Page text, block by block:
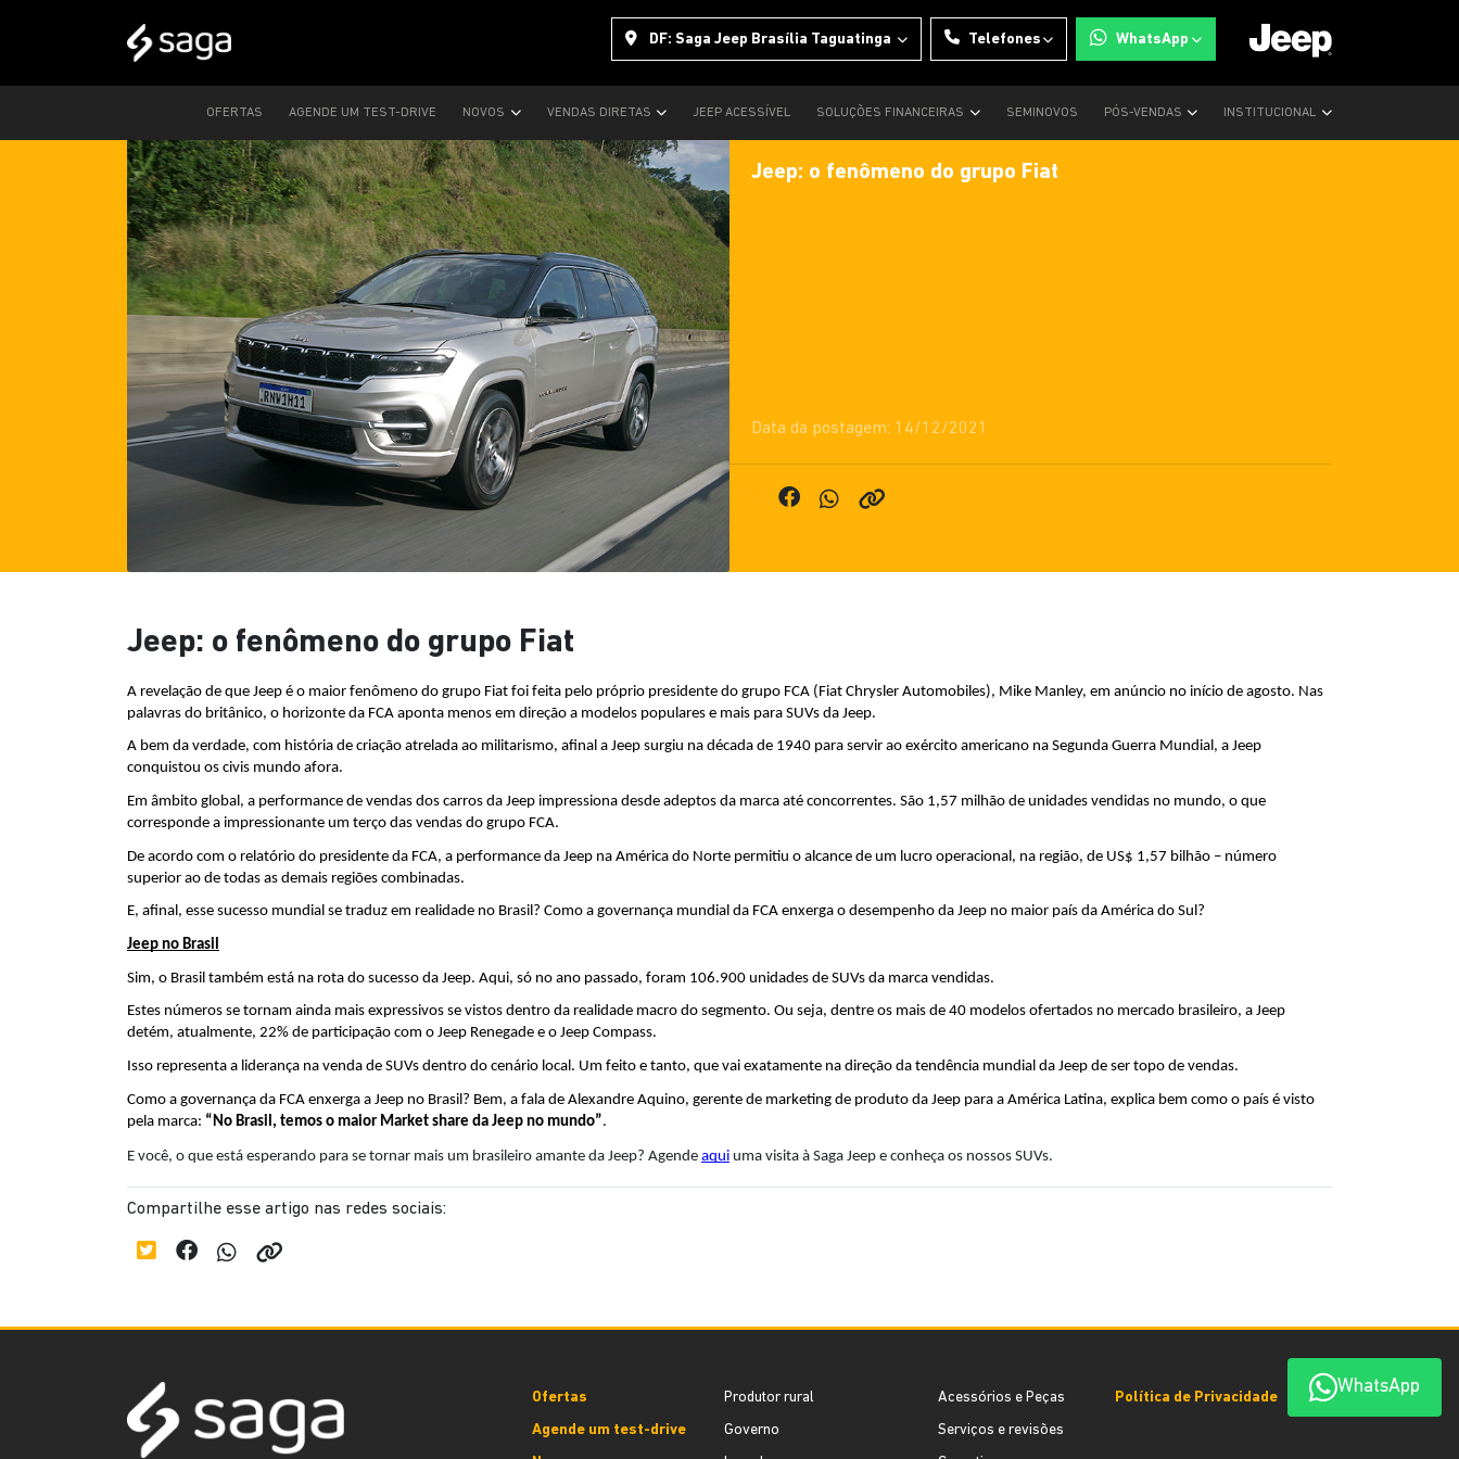
DF: Saga Jeep Brasília Taguatinga Telefones WhatsApp
OFERTAS AGENDE UM TEST-DRIVE NOVOS VENDAS DIRETAS JEEP ACESSÍVEL SOLUÇÕES FINANCEIRAS SEMINOVOS PÓS-VENDAS INSTITUCIONAL
Jeep: o fenômeno do grupo Fiat
Data da postagem: 14/12/2021
Jeep: o fenômeno do grupo Fiat
A revelação de que Jeep é o maior fenômeno do grupo Fiat foi feita pelo próprio presidente do grupo FCA (Fiat Chrysler Automobiles), Mike Manley, em anúncio no início de agosto. Nas
palavras do britânico, o horizonte da FCA aponta menos em direção a modelos populares e mais para SUVs da Jeep.
A bem da verdade, com história de criação atrelada ao militarismo, afinal a Jeep surgiu na década de 1940 para servir ao exército americano na Segunda Guerra Mundial, a Jeep
conquistou os civis mundo afora.
Em âmbito global, a performance de vendas dos carros da Jeep impressiona desde adeptos da marca até concorrentes. São 1,57 milhão de unidades vendidas no mundo, o que
corresponde a impressionante um terço das vendas do grupo FCA.
De acordo com o relatório do presidente da FCA, a performance da Jeep na América do Norte permitiu o alcance de um lucro operacional, na região, de US$ 1,57 bilhão – número
superior ao de todas as demais regiões combinadas.
E, afinal, esse sucesso mundial se traduz em realidade no Brasil? Como a governança mundial da FCA enxerga o desempenho da Jeep no maior país da América do Sul?
Jeep no Brasil
Sim, o Brasil também está na rota do sucesso da Jeep. Aqui, só no ano passado, foram 106.900 unidades de SUVs da marca vendidas.
Estes números se tornam ainda mais expressivos se vistos dentro da realidade macro do segmento. Ou seja, dentre os mais de 40 modelos ofertados no mercado brasileiro, a Jeep
detém, atualmente, 22% de participação com o Jeep Renegade e o Jeep Compass.
Isso representa a liderança na venda de SUVs dentro do cenário local. Um feito e tanto, que vai exatamente na direção da tendência mundial da Jeep de ser topo de vendas.
Como a governança da FCA enxerga a Jeep no Brasil? Bem, a fala de Alexandre Aquino, gerente de marketing de produto da Jeep para a América Latina, explica bem como o país é visto
pela marca: “No Brasil, temos o maior Market share da Jeep no mundo”.
E você, o que está esperando para se tornar mais um brasileiro amante da Jeep? Agende aqui uma visita à Saga Jeep e conheça os nossos SUVs.
Compartilhe esse artigo nas redes sociais:
WhatsApp
Ofertas
Agende um test-drive
Produtor rural
Governo
Acessórios e Peças
Serviços e revisões
Política de Privacidade